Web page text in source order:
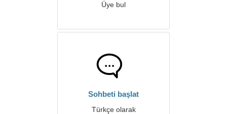
Üye bul
Sohbeti başlat
Türkçe olarak